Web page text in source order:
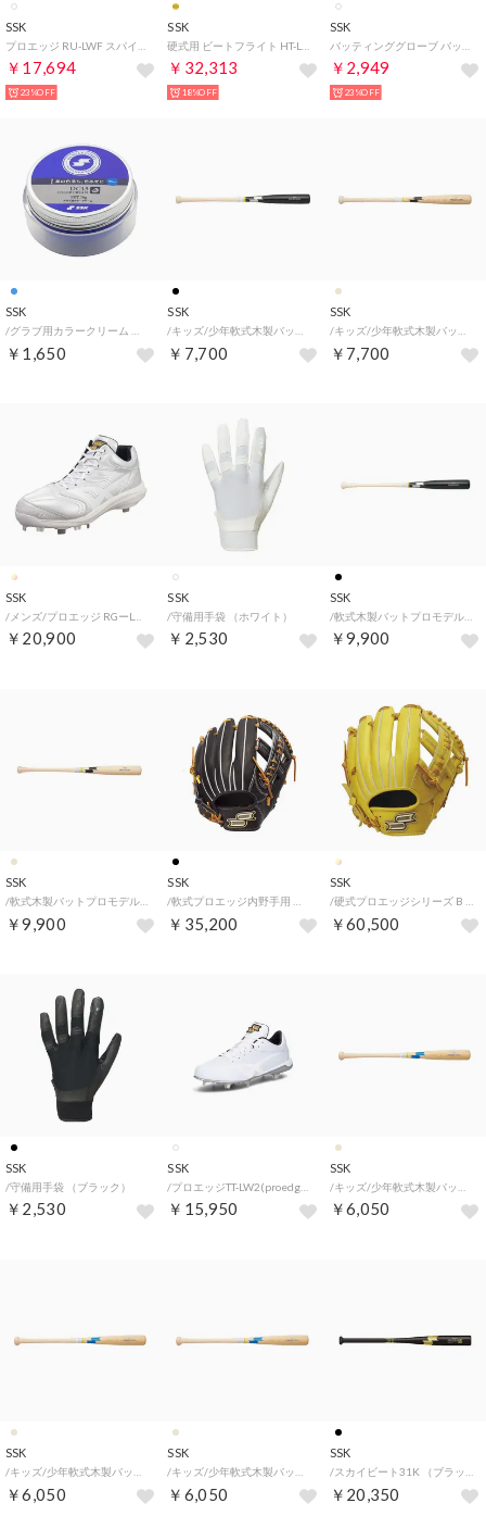
SSK
￥17,694
23%OFF
SSK
￥32,313
18%OFF
SSK
￥2,949
23%OFF
SSK
￥1,650
SSK
￥7,700
SSK
￥7,700
SSK
￥20,900
SSK
/守備用手袋 （ホワイト）
￥2,530
SSK
/軟式木製バットプロモデル （ブラック/NT）
￥9,900
SSK
￥9,900
SSK
￥35,200
SSK
￥60,500
SSK
/守備用手袋 （ブラック）
￥2,530
SSK
￥15,950
SSK
￥6,050
SSK
￥6,050
SSK
￥6,050
SSK
￥20,350